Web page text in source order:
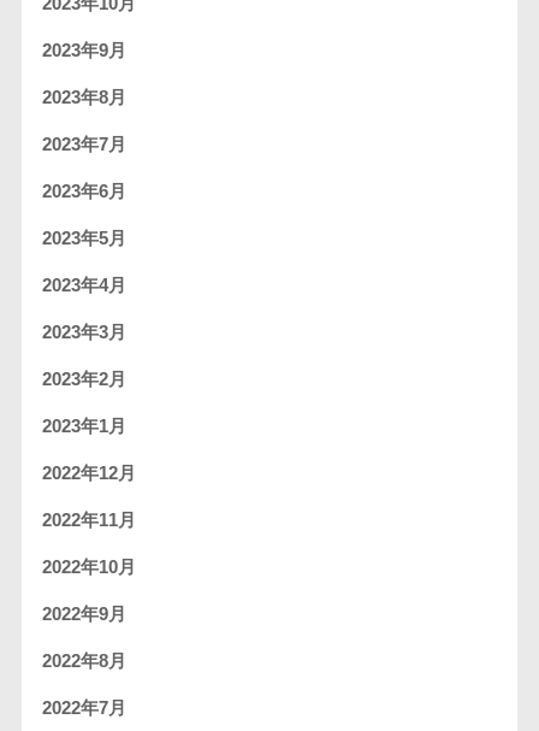
2023年10月
2023年9月
2023年8月
2023年7月
2023年6月
2023年5月
2023年4月
2023年3月
2023年2月
2023年1月
2022年12月
2022年11月
2022年10月
2022年9月
2022年8月
2022年7月